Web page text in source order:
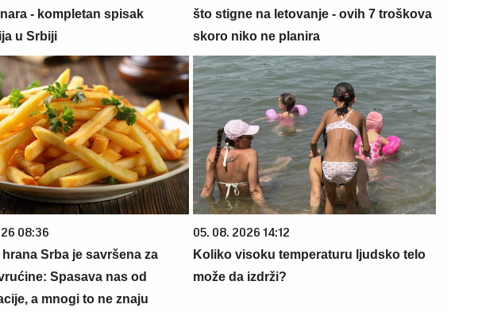
- kompletan spisak
u Srbiji
što stigne na letovanje - ovih 7 troškova
skoro niko ne planira
08:36
Srba je savršena za
Spasava nas od
a mnogi to ne znaju
05. 08. 2026 14:12
Koliko visoku temperaturu ljudsko telo
može da izdrži?